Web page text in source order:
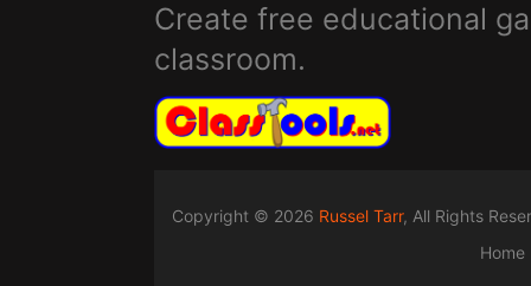
Create free educational
classroom.
Copyright © 2026 Russel Tarr, All Rights
Home